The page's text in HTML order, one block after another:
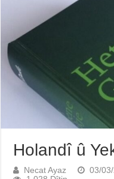
Holandî û
Necat Ayaz 03/